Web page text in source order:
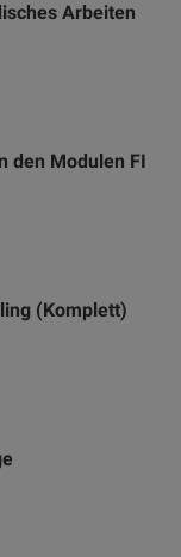
Arbeiten
den Modulen FI
(Komplett)